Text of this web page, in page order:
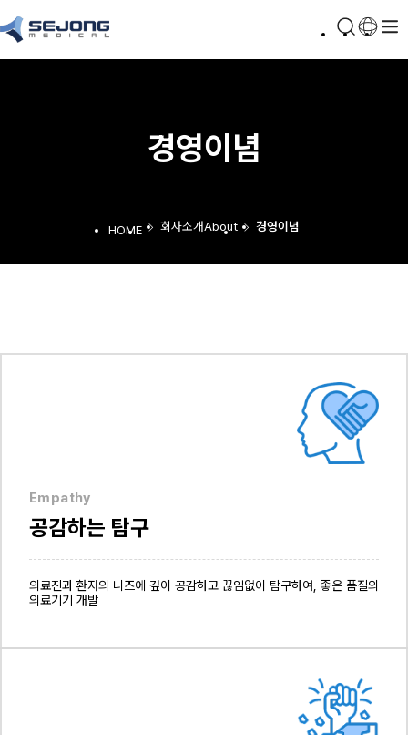
경영이념
회사소개About 경영이념
Empathy
공감하는 탐구
의료진과 환자의 니즈에 깊이 공감하고 끊임없이 탐구하여, 좋은 품질의
의료기기 개발